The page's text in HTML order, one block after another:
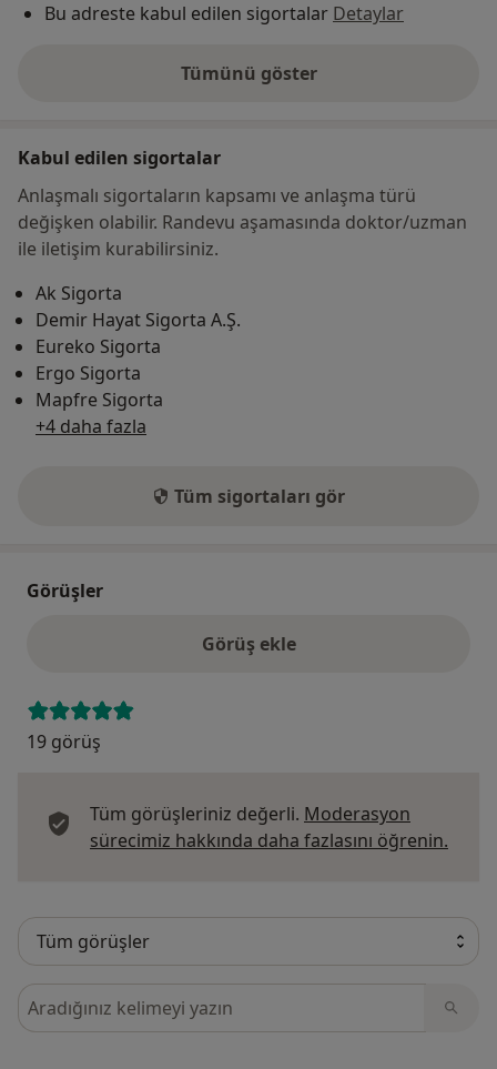
Bu adreste kabul edilen sigortalar Detaylar
Tümünü göster
adres hakkında
Kabul edilen sigortalar
Anlaşmalı sigortaların kapsamı ve anlaşma türü
değişken olabilir. Randevu aşamasında doktor/uzman
ile iletişim kurabilirsiniz.
Ak Sigorta
Demir Hayat Sigorta A.Ş.
Eureko Sigorta
Ergo Sigorta
Mapfre Sigorta
+4 daha fazla
Tüm sigortaları gör
Görüşler
Görüş ekle
19 görüş
Tüm görüşleriniz değerli. Moderasyon
sürecimiz hakkında daha fazlasını öğrenin.
Görüşler içerisinde ara